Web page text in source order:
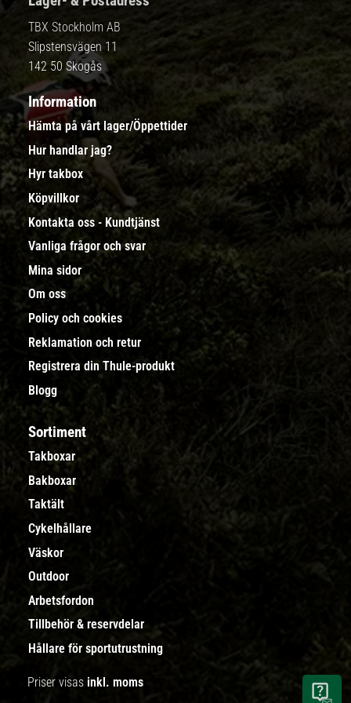
TBX Stockholm AB
Slipstensvägen 11
142 50 Skogås
Information
Hämta på vårt lager/Öppettider
Hur handlar jag?
Hyr takbox
Köpvillkor
Kontakta oss - Kundtjänst
Vanliga frågor och svar
Mina sidor
Om oss
Policy och cookies
Reklamation och retur
Registrera din Thule-produkt
Blogg
Sortiment
Takboxar
Bakboxar
Taktält
Cykelhållare
Väskor
Outdoor
Arbetsfordon
Tillbehör & reservdelar
Hållare för sportutrustning
Priser visas inkl. moms